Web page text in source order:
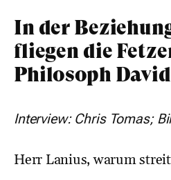
In der
fliegen die
Philosoph
Interview: Chris Tomas;
Herr Lanius, warum